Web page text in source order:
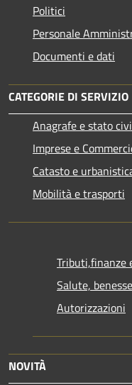
Politici
Personale
Documenti e dati
CATEGORIE DI SERVIZIO
Anagrafe e stato
Imprese e
Catasto e
Mobilità e trasporti
Tributi,finanze
Salute,
Autorizzazioni
NOVITÀ